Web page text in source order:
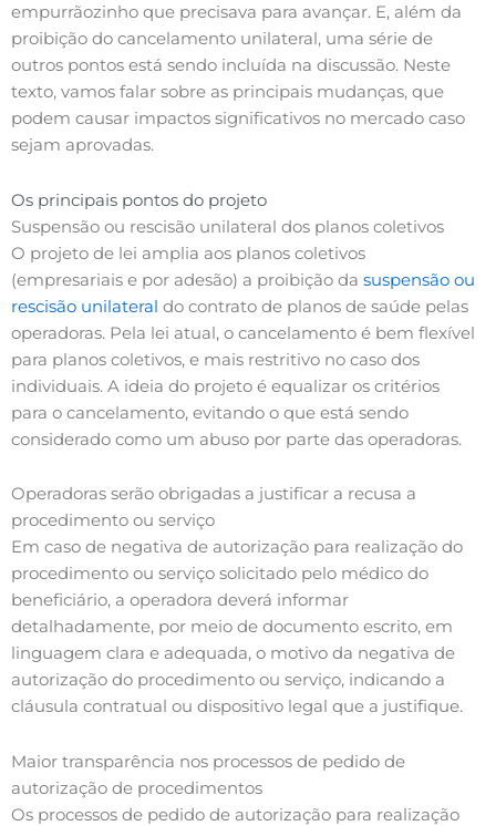
empurrãozinho que precisava para avançar. E, além da
proibição do cancelamento unilateral, uma série de
outros pontos está sendo incluída na discussão. Neste
texto, vamos falar sobre as principais mudanças, que
podem causar impactos significativos no mercado caso
sejam aprovadas.
Os principais pontos do projeto
Suspensão ou rescisão unilateral dos planos coletivos
O projeto de lei amplia aos planos coletivos
(empresariais e por adesão) a proibição da suspensão ou
rescisão unilateral do contrato de planos de saúde pelas
operadoras. Pela lei atual, o cancelamento é bem flexível
para planos coletivos, e mais restritivo no caso dos
individuais. A ideia do projeto é equalizar os critérios
para o cancelamento, evitando o que está sendo
considerado como um abuso por parte das operadoras.
Operadoras serão obrigadas a justificar a recusa a
procedimento ou serviço
Em caso de negativa de autorização para realização do
procedimento ou serviço solicitado pelo médico do
beneficiário, a operadora deverá informar
detalhadamente, por meio de documento escrito, em
linguagem clara e adequada, o motivo da negativa de
autorização do procedimento ou serviço, indicando a
cláusula contratual ou dispositivo legal que a justifique.
Maior transparência nos processos de pedido de
autorização de procedimentos
Os processos de pedido de autorização para realização